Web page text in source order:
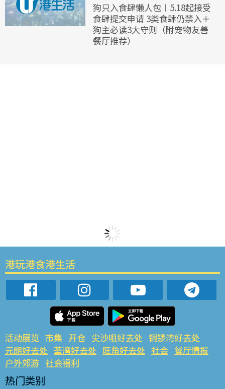
狗只入食肆懒人包︱5.18起接受
食肆提交申请 3类食肆仍禁入＋
狗主必读3大守则（附宠物友善
餐厅推荐）
港玩港食港生活
活动展览 市集 开仓 尖沙咀好去处 铜锣湾好去处
元朗好去处 荃湾好去处 旺角好去处 社会 餐厅情报
户外郊游 社会福利
热门类别